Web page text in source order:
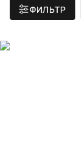
ФИЛЬТР